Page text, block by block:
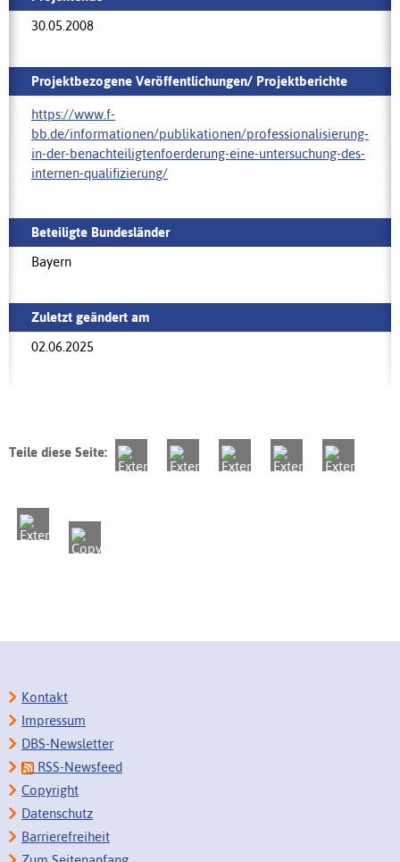
30.05.2008
Projektbezogene Veröffentlichungen/ Projektberichte
https://www.f-
bb.de/informationen/publikationen/professionalisierung-
in-der-benachteiligtenfoerderung-eine-untersuchung-des-
internen-qualifizierung/‌
Beteiligte Bundesländer
Bayern
Zuletzt geändert am
02.06.2025
Teile diese Seite:
Kontakt
Impressum
DBS-Newsletter
RSS-Newsfeed
Copyright
Datenschutz
Barrierefreiheit